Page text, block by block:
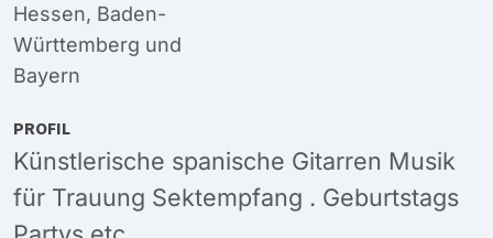
Hessen, Baden-
Württemberg und
Bayern
PROFIL
Künstlerische spanische Gitarren Musik
für Trauung Sektempfang . Geburtstags